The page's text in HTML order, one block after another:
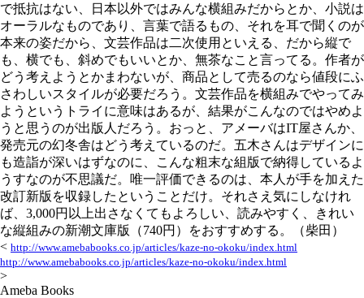
で抵抗はない、日本以外ではみんな横組みだからとか、小説は
オーラルなものであり、言葉で語るもの、それを耳で聞くのが
本来の姿だから、文芸作品は二次使用といえる、だから縦で
も、横でも、斜めでもいいとか、無茶なこと言ってる。作者が
どう考えようとかまわないが、商品として売るのなら値段にふ
さわしいスタイルが必要だろう。文芸作品を横組みでやってみ
ようというトライに意味はあるが、結果がこんなのではやめよ
うと思うのが出版人だろう。おっと、アメーバはIT屋さんか、
発売元の幻冬舎はどう考えているのだ。五木さんはデザインに
も造詣が深いはずなのに、こんな粗末な組版で納得しているよ
うすなのが不思議だ。唯一評価できるのは、本人が手を加えた
改訂新版を収録したということだけ。それさえ気にしなけれ
ば、3,000円以上出さなくてもよろしい、読みやすく、きれい
な縦組みの新潮文庫版（740円）をおすすめする。（柴田）
< http://www.amebabooks.co.jp/articles/kaze-no-okoku/index.html
http://www.amebabooks.co.jp/articles/kaze-no-okoku/index.html
>
Ameba Books